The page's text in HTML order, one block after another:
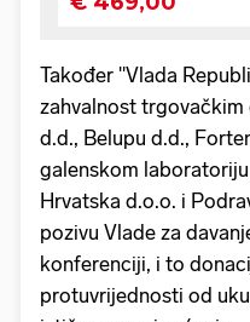
Također "Vlada
zahvalnost
d.d., Belupu d.d.,
galenskom
Hrvatska d.o.o. i
pozivu Vlade za
konferenciji, i to
protuvrijednosti od